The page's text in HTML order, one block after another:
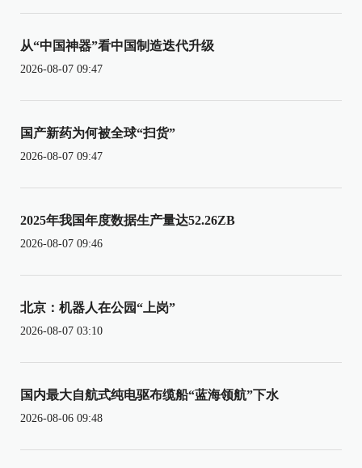
从“中国神器”看中国制造迭代升级
2026-08-07 09:47
国产新药为何被全球“扫货”
2026-08-07 09:47
2025年我国年度数据生产量达52.26ZB
2026-08-07 09:46
北京：机器人在公园“上岗”
2026-08-07 03:10
国内最大自航式纯电驱布缆船“蓝海领航”下水
2026-08-06 09:48